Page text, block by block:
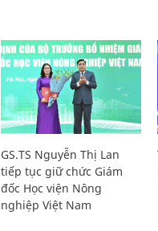
GS.TS Nguyễn Thị Lan
tiếp tục giữ chức Giám
đốc Học viện Nông
nghiệp Việt Nam